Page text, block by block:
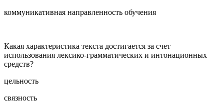
коммуникативная направленность обучения
Какая характеристика текста достигается за счет
использования лексико-грамматических и интонационных
средств?
цельность
связность